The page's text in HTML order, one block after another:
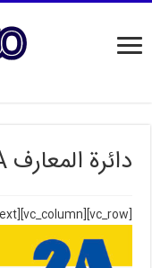
دائرة المعارف 2A
[vc_row][vc_column][vc_column_text]